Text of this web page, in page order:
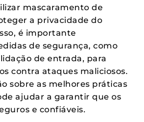
mascaramento de
a privacidade do
é importante
de segurança, como
de entrada, para
contra ataques maliciosos.
sobre as melhores práticas
ajudar a garantir que os
e confiáveis.